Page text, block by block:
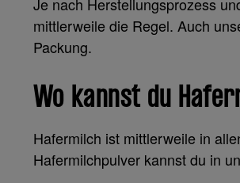
mittlerweile die Regel. Auch
Packung.
Wo kannst du
Hafermilch ist mittlerweile in
Hafermilchpulver kannst du in